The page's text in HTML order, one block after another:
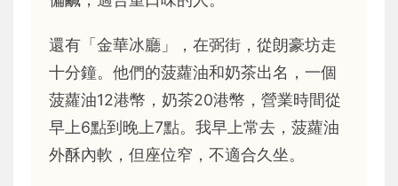
還有「金華冰廳」，在弼街，從朗豪坊走
十分鐘。他們的菠蘿油和奶茶出名，一個
菠蘿油12港幣，奶茶20港幣，營業時間從
早上6點到晚上7點。我早上常去，菠蘿油
外酥內軟，但座位窄，不適合久坐。